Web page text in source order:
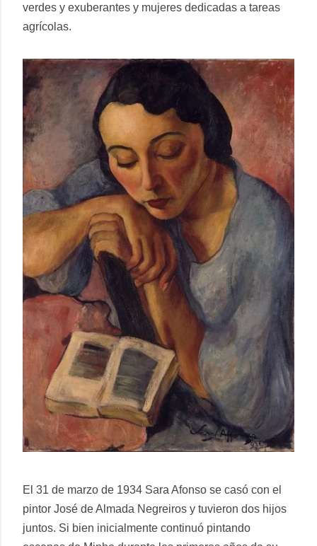
verdes y exuberantes y mujeres dedicadas a tareas
agrícolas.
El 31 de marzo de 1934 Sara Afonso se casó con el
pintor José de Almada Negreiros y tuvieron dos hijos
juntos. Si bien inicialmente continuó pintando